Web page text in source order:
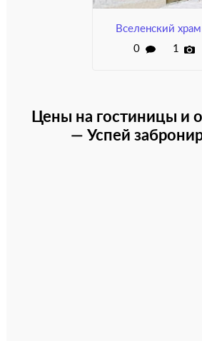
Вселенский храм
0
1
Цены на гостиницы и
— Успей